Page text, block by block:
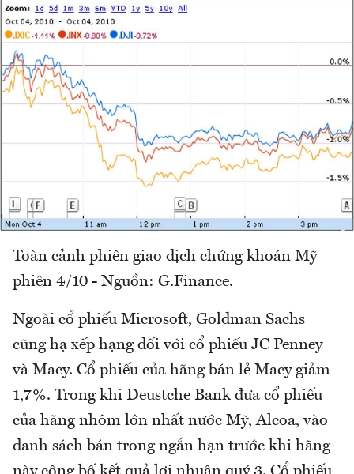
Toàn cảnh phiên giao dịch chứng khoán Mỹ
phiên 4/10 - Nguồn: G.Finance.
Ngoài cổ phiếu Microsoft, Goldman Sachs
cũng hạ xếp hạng đối với cổ phiếu JC Penney
và Macy. Cổ phiếu của hãng bán lẻ Macy giảm
1,7%. Trong khi Deustche Bank đưa cổ phiếu
của hãng nhôm lớn nhất nước Mỹ, Alcoa, vào
danh sách bán trong ngắn hạn trước khi hãng